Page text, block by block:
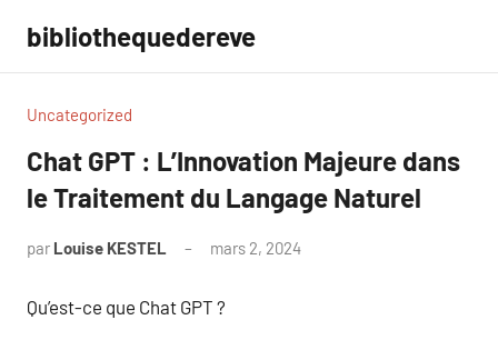
contenu
bibliothequedereve
Uncategorized
Chat GPT : L’Innovation Majeure dans
le Traitement du Langage Naturel
par Louise KESTEL mars 2, 2024
Qu’est-ce que Chat GPT ?